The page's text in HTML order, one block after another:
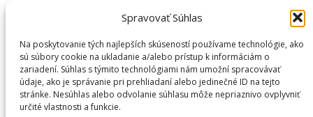
Spravovať Súhlas
Na poskytovanie tých najlepších skúseností používame technológie, ako
sú súbory cookie na ukladanie a/alebo prístup k informáciám o
zariadení. Súhlas s týmito technológiami nám umožní spracovávať
údaje, ako je správanie pri prehliadaní alebo jedinečné ID na tejto
stránke. Nesúhlas alebo odvolanie súhlasu môže nepriaznivo ovplyvniť
určité vlastnosti a funkcie.